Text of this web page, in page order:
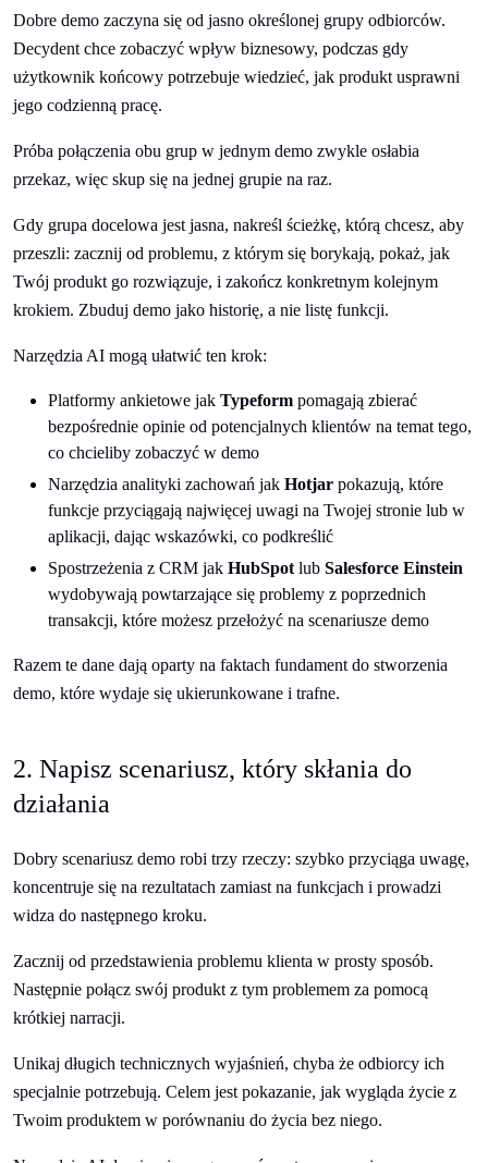
Dobre demo zaczyna się od jasno określonej grupy odbiorców.
Decydent chce zobaczyć wpływ biznesowy, podczas gdy
użytkownik końcowy potrzebuje wiedzieć, jak produkt usprawni
jego codzienną pracę.
Próba połączenia obu grup w jednym demo zwykle osłabia
przekaz, więc skup się na jednej grupie na raz.
Gdy grupa docelowa jest jasna, nakreśl ścieżkę, którą chcesz, aby
przeszli: zacznij od problemu, z którym się borykają, pokaż, jak
Twój produkt go rozwiązuje, i zakończ konkretnym kolejnym
krokiem. Zbuduj demo jako historię, a nie listę funkcji.
Narzędzia AI mogą ułatwić ten krok:
Platformy ankietowe jak Typeform pomagają zbierać
bezpośrednie opinie od potencjalnych klientów na temat tego,
co chcieliby zobaczyć w demo
Narzędzia analityki zachowań jak Hotjar pokazują, które
funkcje przyciągają najwięcej uwagi na Twojej stronie lub w
aplikacji, dając wskazówki, co podkreślić
Spostrzeżenia z CRM jak HubSpot lub Salesforce Einstein
wydobywają powtarzające się problemy z poprzednich
transakcji, które możesz przełożyć na scenariusze demo
Razem te dane dają oparty na faktach fundament do stworzenia
demo, które wydaje się ukierunkowane i trafne.
2. Napisz scenariusz, który skłania do
działania
Dobry scenariusz demo robi trzy rzeczy: szybko przyciąga uwagę,
koncentruje się na rezultatach zamiast na funkcjach i prowadzi
widza do następnego kroku.
Zacznij od przedstawienia problemu klienta w prosty sposób.
Następnie połącz swój produkt z tym problemem za pomocą
krótkiej narracji.
Unikaj długich technicznych wyjaśnień, chyba że odbiorcy ich
specjalnie potrzebują. Celem jest pokazanie, jak wygląda życie z
Twoim produktem w porównaniu do życia bez niego.